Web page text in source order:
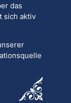
das
sich aktiv